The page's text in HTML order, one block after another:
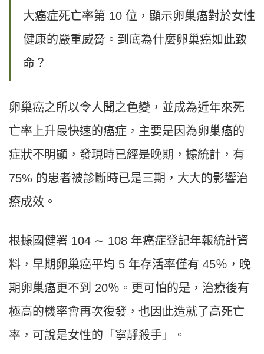
大癌症死亡率第 10 位，顯示卵巢癌對於女性
健康的嚴重威脅。到底為什麼卵巢癌如此致
命？
卵巢癌之所以令人聞之色變，並成為近年來死
亡率上升最快速的癌症，主要是因為卵巢癌的
症狀不明顯，發現時已經是晚期，據統計，有
75% 的患者被診斷時已是三期，大大的影響治
療成效。
根據國健署 104 ∼ 108 年癌症登記年報統計資
料，早期卵巢癌平均 5 年存活率僅有 45％，晚
期卵巢癌更不到 20％。更可怕的是，治療後有
極高的機率會再次復發，也因此造就了高死亡
率，可說是女性的「寧靜殺手」。